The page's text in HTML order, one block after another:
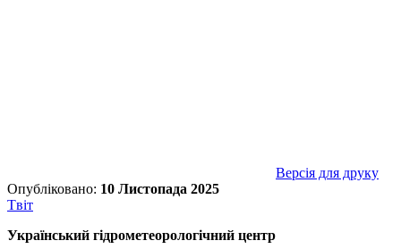
Версія для друку
Опубліковано: 10 Листопада 2025
Tвіт
Український гідрометеорологічний центр